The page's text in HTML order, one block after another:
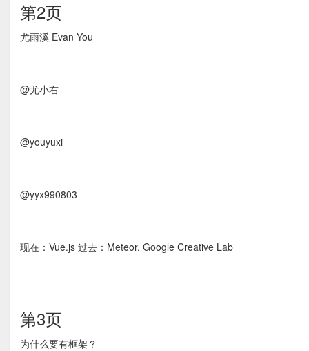
第2页
尤雨溪 Evan You
@尤小右
@youyuxi
@yyx990803
现在：Vue.js 过去：Meteor, Google Creative Lab
第3页
为什么要有框架？